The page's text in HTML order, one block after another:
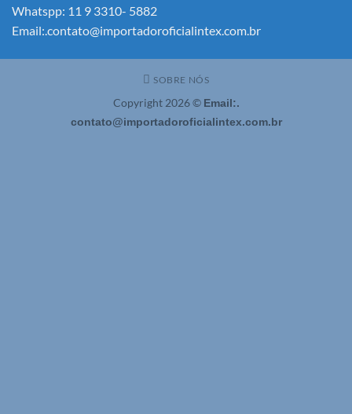
Whatspp: 11 9 3310- 5882
Email:.contato@importadoroficialintex.com.br
SOBRE NÓS
Copyright 2026 © Email:.
contato@importadoroficialintex.com.br